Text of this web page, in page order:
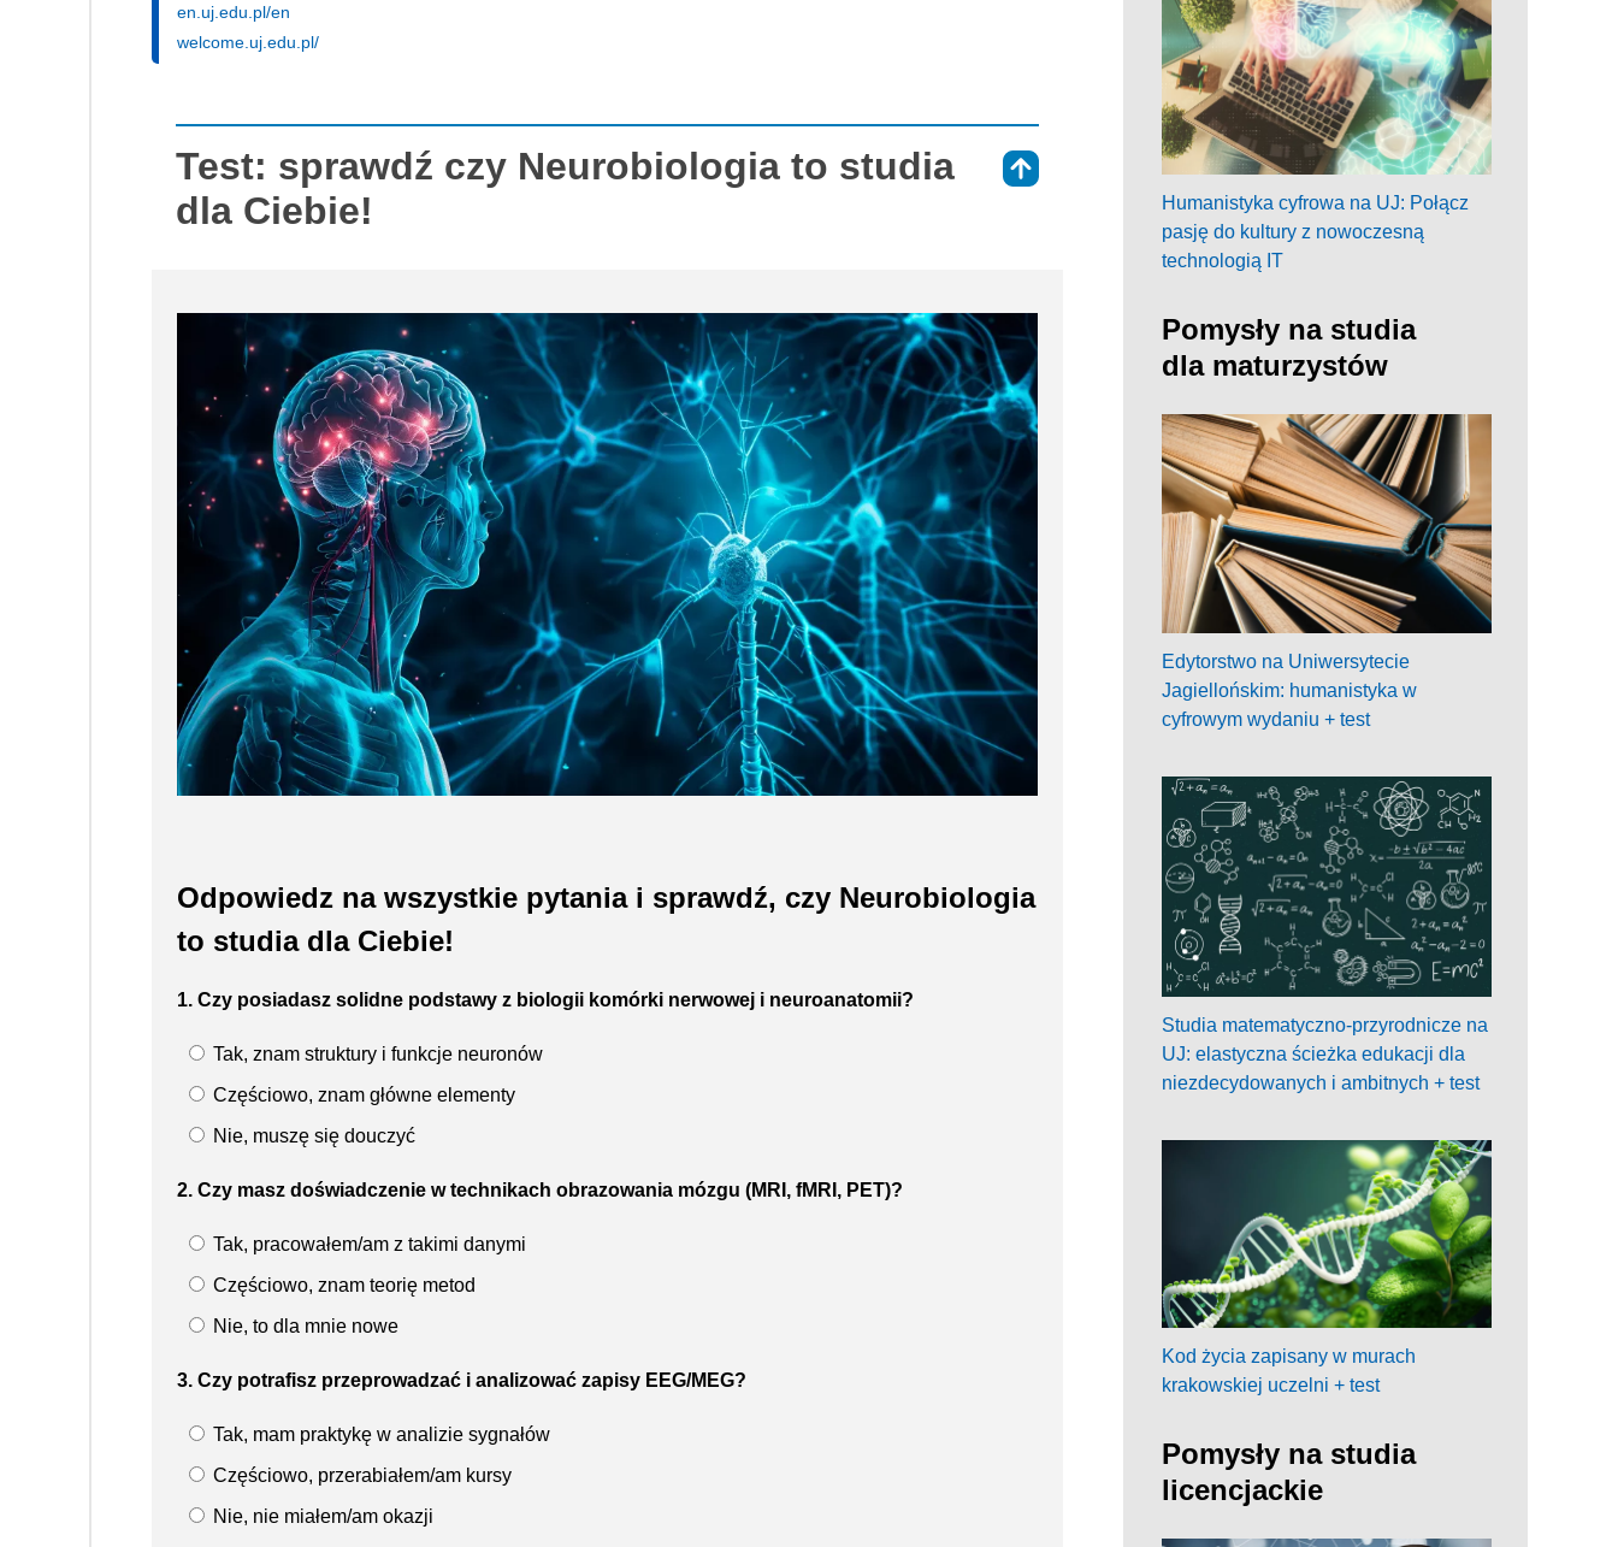
en.uj.edu.pl/en
welcome.uj.edu.pl/
Test: sprawdź czy Neurobiologia to studia
dla Ciebie!
Odpowiedz na wszystkie pytania i sprawdź, czy Neurobiologia
to studia dla Ciebie!
1. Czy posiadasz solidne podstawy z biologii komórki nerwowej i neuroanatomii?
Tak, znam struktury i funkcje neuronów
Częściowo, znam główne elementy
Nie, muszę się douczyć
2. Czy masz doświadczenie w technikach obrazowania mózgu (MRI, fMRI, PET)?
Tak, pracowałem/am z takimi danymi
Częściowo, znam teorię metod
Nie, to dla mnie nowe
3. Czy potrafisz przeprowadzać i analizować zapisy EEG/MEG?
Tak, mam praktykę w analizie sygnałów
Częściowo, przerabiałem/am kursy
Nie, nie miałem/am okazji
Humanistyka cyfrowa na UJ: Połącz
pasję do kultury z nowoczesną
technologią IT
Pomysły na studia
dla maturzystów
Edytorstwo na Uniwersytecie
Jagiellońskim: humanistyka w
cyfrowym wydaniu + test
Studia matematyczno-przyrodnicze na
UJ: elastyczna ścieżka edukacji dla
niezdecydowanych i ambitnych + test
Kod życia zapisany w murach
krakowskiej uczelni + test
Pomysły na studia
licencjackie